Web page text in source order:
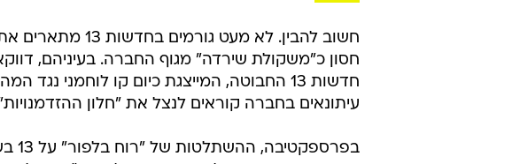
אלא שצירוף המקרים, תוך שבוע אחד פרידה מרצועת
מהמגישים הבודדים בערוץ 13,
החברה שוב את הצורך להיכנס לעמדת מגננה,
מכוון ומשמרים את הצופים "הביביסטים" שלפי כל
ומהצד השני - ממשיכים לקרוץ לעבר אלו שברחו